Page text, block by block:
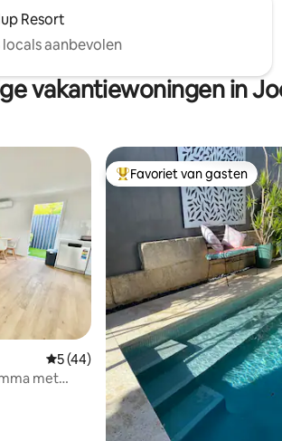
Resort
aanbevolen
vakantiewoningen in
recensies
Gemiddelde beoordeling van 5 op 5,
5 (44)
met
Topfavoriet van gasten
Favoriet van gasten